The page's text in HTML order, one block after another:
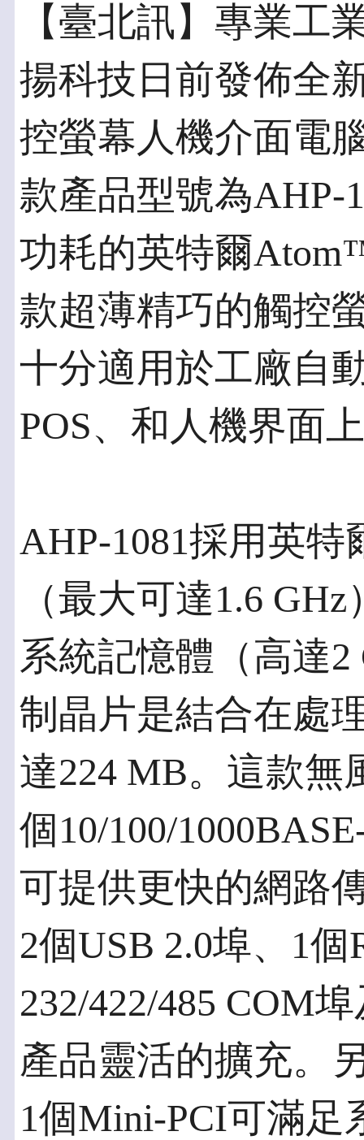
【臺北訊】專業工
揚科技日前發佈全
控螢幕人機介面電
款產品型號為AHP-
功耗的英特爾
款超薄精巧的觸控
十分適用於工廠自
POS、和人機界面
AHP-1081採用英
（最大可達1.6
系統記憶體（高達
制晶片是結合在處
達224 MB。這款無
個10/100/
可提供更快的網路
2個USB 2.0埠、1個
232/422/485 COM
產品靈活的擴充。
1個Mini-PCI可滿足